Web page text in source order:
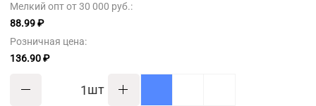
Мелкий опт от 30 000 руб.:
88.99 ₽
Розничная цена:
136.90 ₽
шт